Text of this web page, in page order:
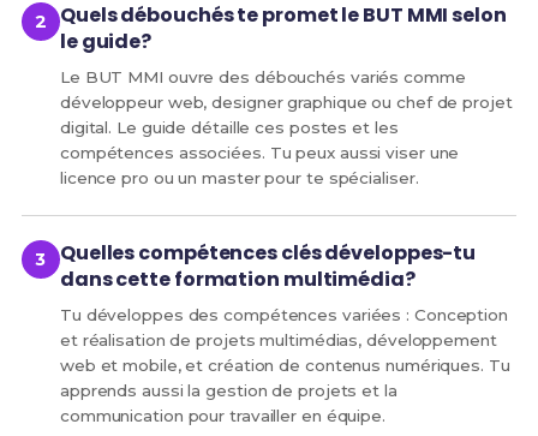
Quels débouchés te promet le BUT MMI selon
le guide?
Le BUT MMI ouvre des débouchés variés comme
développeur web, designer graphique ou chef de projet
digital. Le guide détaille ces postes et les
compétences associées. Tu peux aussi viser une
licence pro ou un master pour te spécialiser.
Quelles compétences clés développes-tu
dans cette formation multimédia?
Tu développes des compétences variées : Conception
et réalisation de projets multimédias, développement
web et mobile, et création de contenus numériques. Tu
apprends aussi la gestion de projets et la
communication pour travailler en équipe.